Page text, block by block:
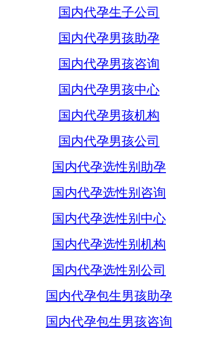
国内代孕生子公司
国内代孕男孩助孕
国内代孕男孩咨询
国内代孕男孩中心
国内代孕男孩机构
国内代孕男孩公司
国内代孕选性别助孕
国内代孕选性别咨询
国内代孕选性别中心
国内代孕选性别机构
国内代孕选性别公司
国内代孕包生男孩助孕
国内代孕包生男孩咨询